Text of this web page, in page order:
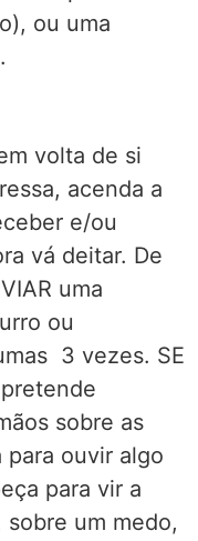
ou uma
volta de si
acenda a
e/ou
vá deitar. De
uma
ou
3 vezes. SE
sobre as
para ouvir algo
para vir a
um medo,